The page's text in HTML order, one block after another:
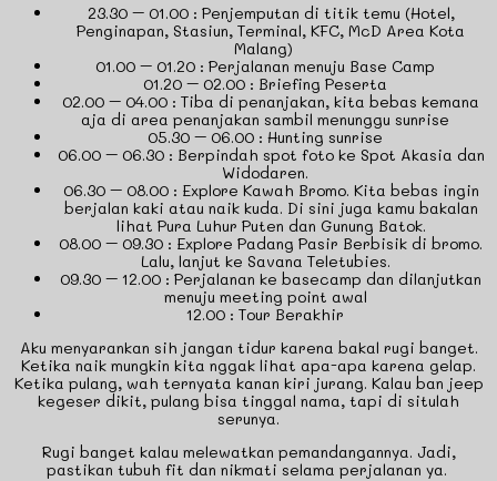
23.30 – 01.00 : Penjemputan di titik temu (Hotel,
Penginapan, Stasiun, Terminal, KFC, McD Area Kota
Malang) ⠀
01.00 – 01.20 : Perjalanan menuju Base Camp⠀
01.20 – 02.00 : Briefing Peserta⠀
02.00 – 04.00 : Tiba di penanjakan, kita bebas kemana
aja di area penanjakan sambil menunggu sunrise⠀
05.30 – 06.00 : Hunting sunrise⠀
06.00 – 06.30 : Berpindah spot foto ke Spot Akasia dan
Widodaren.⠀
06.30 – 08.00 : Explore Kawah Bromo. Kita bebas ingin
berjalan kaki atau naik kuda. Di sini juga kamu bakalan
lihat Pura Luhur Puten dan Gunung Batok.
08.00 – 09.30 : Explore Padang Pasir Berbisik di bromo.
Lalu, lanjut ke Savana Teletubies.⠀
09.30 – 12.00 : Perjalanan ke basecamp dan dilanjutkan
menuju meeting point awal⠀
12.00 : Tour Berakhir⠀
Aku menyarankan sih jangan tidur karena bakal rugi banget.
Ketika naik mungkin kita nggak lihat apa-apa karena gelap.
Ketika pulang, wah ternyata kanan kiri jurang. Kalau ban jeep
kegeser dikit, pulang bisa tinggal nama, tapi di situlah
serunya.
Rugi banget kalau melewatkan pemandangannya. Jadi,
pastikan tubuh fit dan nikmati selama perjalanan ya.